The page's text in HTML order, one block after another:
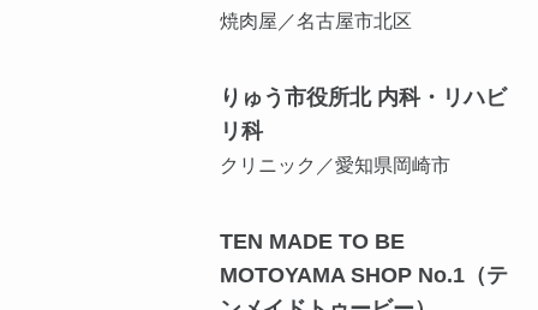
焼肉屋／名古屋市北区
りゅう市役所北 内科・リハビ
リ科
クリニック／愛知県岡崎市
TEN MADE TO BE
MOTOYAMA SHOP No.1（テ